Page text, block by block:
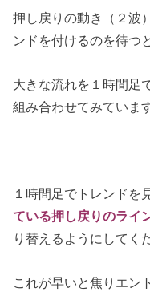
押し戻りの動き（２波
ンドを付けるのを待つ
大きな流れを１時間足
組み合わせてみていま
１時間足でトレンドを
ている押し戻りのライ
り替えるようにしてく
これが早いと焦りエン